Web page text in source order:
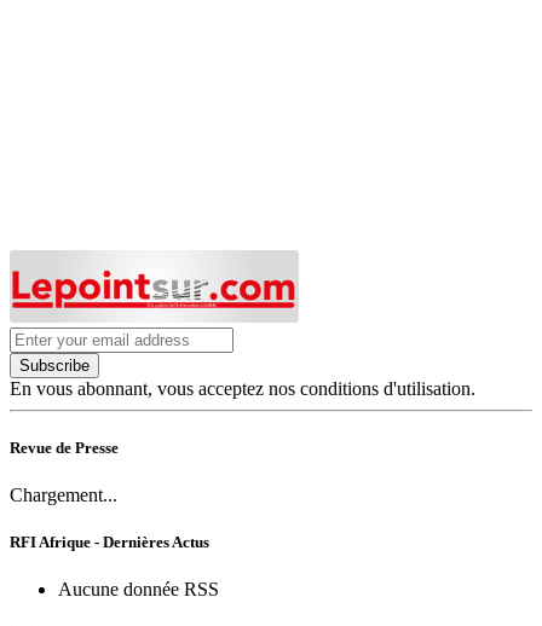
Subscribe
En vous abonnant, vous acceptez nos conditions d'utilisation.
Revue de Presse
Chargement...
RFI Afrique - Dernières Actus
Aucune donnée RSS